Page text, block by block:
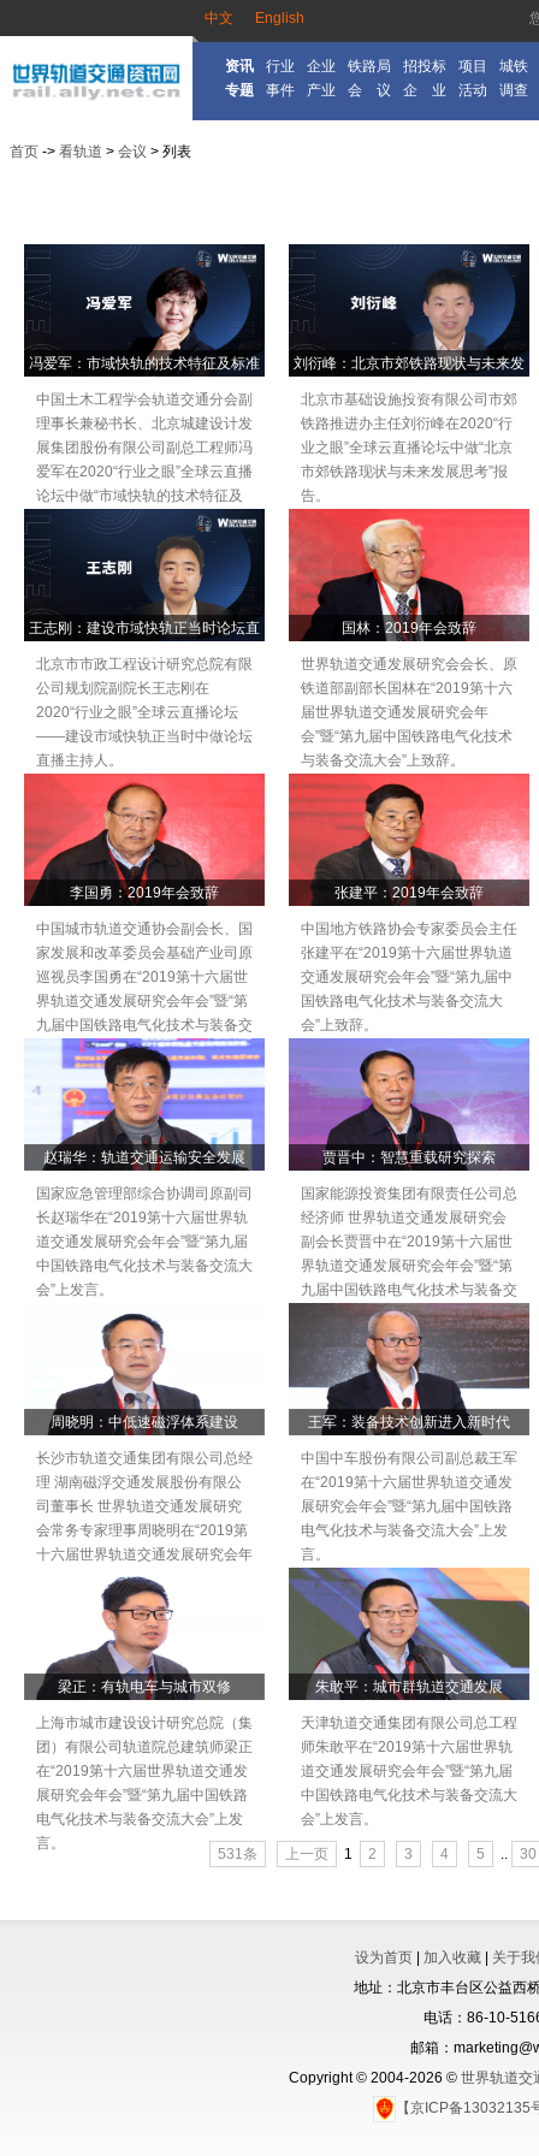
中文 English
资讯 行业 企业 铁路局 招投标 项目
城铁
专题
事件 产业 会 议 企 业 活动 调查
首页 -> 看轨道 > 会议 > 列表
冯爱军：市域快轨的技术特征及标准
解读
中国土木工程学会轨道交通分会副
理事长兼秘书长、北京城建设计发
展集团股份有限公司副总工程师冯
爱军在2020“行业之眼”全球云直播
论坛中做“市域快轨的技术特征及
标准解读”报告。
刘衍峰：北京市郊铁路现状与未来发
展思考
北京市基础设施投资有限公司市郊
铁路推进办主任刘衍峰在2020“行
业之眼”全球云直播论坛中做“北京
市郊铁路现状与未来发展思考”报
告。
王志刚：建设市域快轨正当时论坛直
播主持人
北京市市政工程设计研究总院有限
公司规划院副院长王志刚在
2020“行业之眼”全球云直播论坛
——建设市域快轨正当时中做论坛
直播主持人。
国林：2019年会致辞
世界轨道交通发展研究会会长、原
铁道部副部长国林在“2019第十六
届世界轨道交通发展研究会年
会”暨“第九届中国铁路电气化技术
与装备交流大会”上致辞。
李国勇：2019年会致辞
中国城市轨道交通协会副会长、国
家发展和改革委员会基础产业司原
巡视员李国勇在“2019第十六届世
界轨道交通发展研究会年会”暨“第
九届中国铁路电气化技术与装备交
流大会”上致辞。
张建平：2019年会致辞
中国地方铁路协会专家委员会主任
张建平在“2019第十六届世界轨道
交通发展研究会年会”暨“第九届中
国铁路电气化技术与装备交流大
会”上致辞。
赵瑞华：轨道交通运输安全发展
国家应急管理部综合协调司原副司
长赵瑞华在“2019第十六届世界轨
道交通发展研究会年会”暨“第九届
中国铁路电气化技术与装备交流大
会”上发言。
贾晋中：智慧重载研究探索
国家能源投资集团有限责任公司总
经济师 世界轨道交通发展研究会
副会长贾晋中在“2019第十六届世
界轨道交通发展研究会年会”暨“第
九届中国铁路电气化技术与装备交
流大会”上发言。
周晓明：中低速磁浮体系建设
长沙市轨道交通集团有限公司总经
理 湖南磁浮交通发展股份有限公
司董事长 世界轨道交通发展研究
会常务专家理事周晓明在“2019第
十六届世界轨道交通发展研究会年
会”暨“第九届中国铁路电气化技术
与装备交流大会”上发言。
王军：装备技术创新进入新时代
中国中车股份有限公司副总裁王军
在“2019第十六届世界轨道交通发
展研究会年会”暨“第九届中国铁路
电气化技术与装备交流大会”上发
言。
梁正：有轨电车与城市双修
上海市城市建设设计研究总院（集
团）有限公司轨道院总建筑师梁正
在“2019第十六届世界轨道交通发
展研究会年会”暨“第九届中国铁路
电气化技术与装备交流大会”上发
言。
朱敢平：城市群轨道交通发展
天津轨道交通集团有限公司总工程
师朱敢平在“2019第十六届世界轨
道交通发展研究会年会”暨“第九届
中国铁路电气化技术与装备交流大
会”上发言。
531条 上一页 1 2 3 4 5 .. 30
设为首页 加入收藏
关于我
地址：北京市丰台区公益西
电话：86-10-
邮箱：
Copyright © 2004-2026 © 世界轨道交
【京ICP备13032135